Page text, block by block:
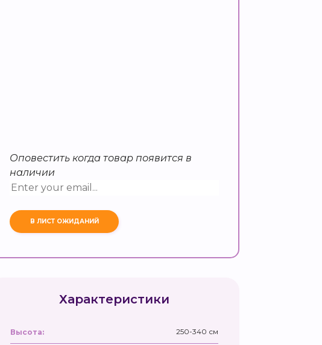
Оповестить когда товар появится в
наличии
Характеристики
Высота: 250-340 см